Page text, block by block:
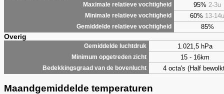
Maximale relatieve vochtigheid 95% 2-3u
Minimale relatieve vochtigheid 60% 13-14u
Gemiddelde relatieve vochtigheid 85%
Overig
Gemiddelde luchtdruk 1.021,5 hPa
Minimum opgetreden zicht 15 - 16km
Bedekkingsgraad van de bovenlucht 4 octa's (Half
Maandgemiddelde temperaturen